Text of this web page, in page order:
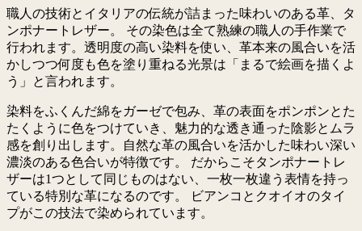
職人の技術とイタリアの伝統が詰まった味わいのある革、タ
ンポナートレザー。 その染色は全て熟練の職人の手作業で
行われます。透明度の高い染料を使い、革本来の風合いを活
かしつつ何度も色を塗り重ねる光景は「まるで絵画を描くよ
う」と言われます。
染料をふくんだ綿をガーゼで包み、革の表面をポンポンとた
たくように色をつけていき、魅力的な透き通った陰影とムラ
感を創り出します。自然な革の風合いを活かした味わい深い
濃淡のある色合いが特徴です。 だからこそタンポナートレ
ザーは1つとして同じものはない、一枚一枚違う表情を持っ
ている特別な革になるのです。 ビアンコとクオイオのタイ
プがこの技法で染められています。